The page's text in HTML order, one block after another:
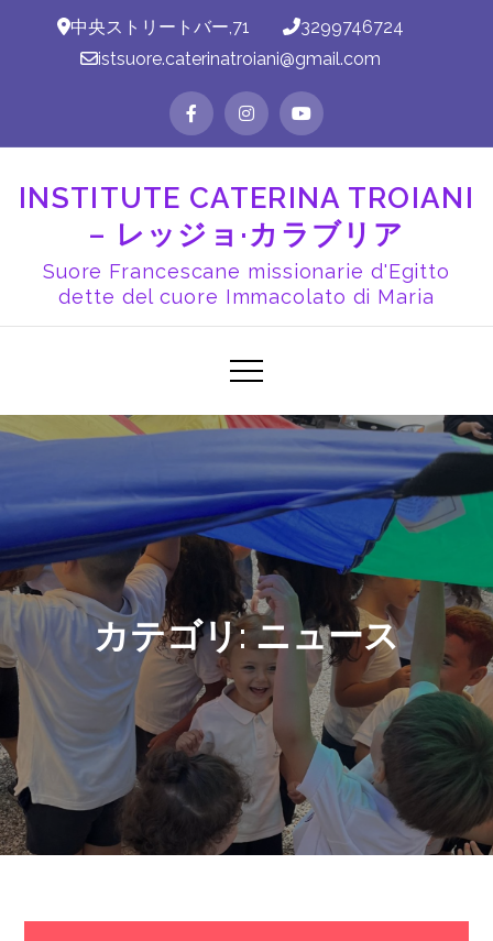
中央ストリートバー,71
3299746724
istsuore.caterinatroiani@gmail.com
INSTITUTE CATERINA TROIANI
– レッジョ·カラブリア
Suore Francescane missionarie d'Egitto
dette del cuore Immacolato di Maria
カテゴリ:ニュース